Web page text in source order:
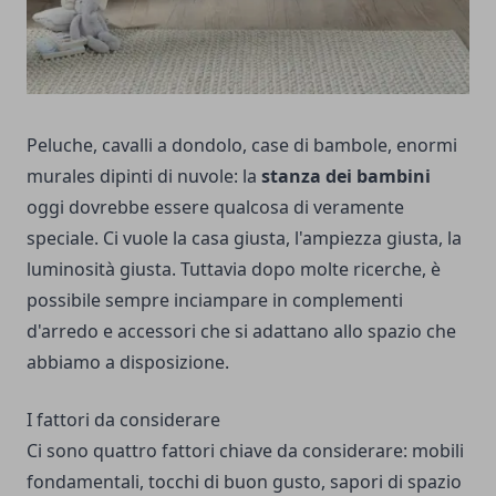
Peluche, cavalli a dondolo, case di bambole, enormi
murales dipinti di nuvole: la stanza dei bambini
oggi dovrebbe essere qualcosa di veramente
speciale. Ci vuole la casa giusta, l'ampiezza giusta, la
luminosità giusta. Tuttavia dopo molte ricerche, è
possibile sempre inciampare in complementi
d'arredo e accessori che si adattano allo spazio che
abbiamo a disposizione.
I fattori da considerare
Ci sono quattro fattori chiave da considerare: mobili
fondamentali, tocchi di buon gusto, sapori di spazio